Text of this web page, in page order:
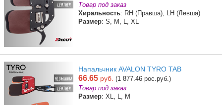
Товар под заказ
Хиральность: RH (Правша), LH (Левша)
Размер: S, M, L, XL
Напальчник AVALON TYRO TAB
66.65 руб. (1 877.46 рос.руб.)
Товар под заказ
Размер: XL, L, M